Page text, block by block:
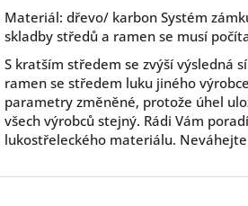
Materiál: dřevo/ karbon Systém
skladby středů a ramen se musí
S kratším středem se zvýší výsledná
ramen se středem luku jiného
parametry změněné, protože úhel
všech výrobců stejný. Rádi Vám
lukostřeleckého materiálu.